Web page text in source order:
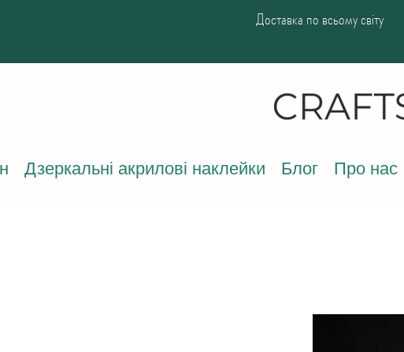
Доставка по всьому світу
Дзеркальні акрилові наклейки Блог Про нас